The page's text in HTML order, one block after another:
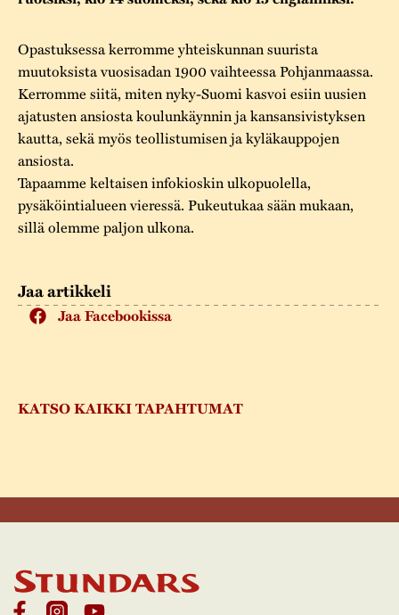
Vaellusreitti
Saavutettavuus
Kestävä kehitys
Turvallisuus
Yhteystiedot
Varaa tilat
Rakennusperintö
Museokokoelmat
Museopedagogiikka
Käsityö
Markkinat
Vuosikertomukset
Vuoden Gunnar
Jaa artikkeli
Jaa Facebookissa
KATSO KAIKKI TAPAHTUMAT
Opastuksessa kerromme yhteiskunnan suurista
muutoksista vuosisadan 1900 vaihteessa Pohjanmaassa.
Kerromme siitä, miten nyky-Suomi kasvoi esiin uusien
ajatusten ansiosta koulunkäynnin ja kansansivistyksen
kautta, sekä myös teollistumisen ja kyläkauppojen
ansiosta.
Tapaamme keltaisen infokioskin ulkopuolella,
pysäköintialueen vieressä. Pukeutukaa sään mukaan,
sillä olemme paljon ulkona.